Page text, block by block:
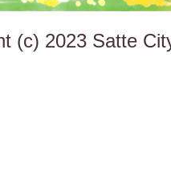
(c) 2023 Satte